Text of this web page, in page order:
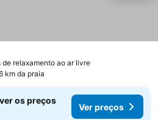
de relaxamento ao ar livre
km da praia
os preços
Ver preços